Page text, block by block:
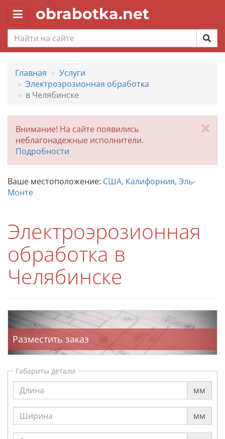
Toggle
navigation
obrabotka.net
Главная
Услуги
Электроэрозионная обработка
в Челябинске
Внимание! На сайте появились
неблагонадежные исполнители.
Подробности
Ваше местоположение: США, Калифорния, Эль-
Монте
Электроэрозионная
обработка в
Челябинске
Разместить заказ
Габариты детали
мм
мм